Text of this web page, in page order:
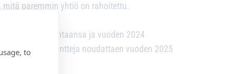
to
paremmin yhtiö on rahoitettu.
ydinliiketoimintaansa ja vuoden 2024
noudattaen vuoden 2025